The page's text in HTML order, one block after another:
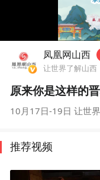
凤凰网山西
让世界了解山西
原来你是这样的晋
10月17日-19日 让世
推荐视频